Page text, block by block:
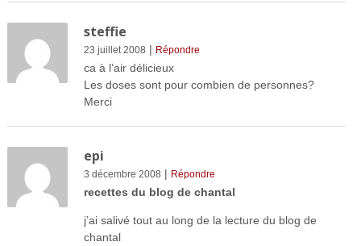
steffie
23 juillet 2008 | Répondre
ca à l’air délicieux
Les doses sont pour combien de personnes?
Merci
epi
3 décembre 2008 | Répondre
recettes du blog de chantal
j’ai salivé tout au long de la lecture du blog de
chantal